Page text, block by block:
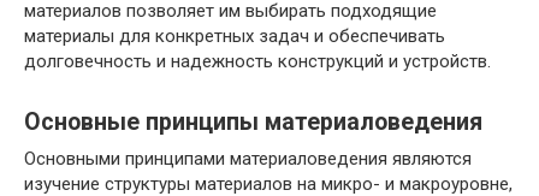
материалов позволяет им выбирать подходящие
материалы для конкретных задач и обеспечивать
долговечность и надежность конструкций и устройств.
Основные принципы материаловедения
Основными принципами материаловедения являются
изучение структуры материалов на микро- и макроуровне,